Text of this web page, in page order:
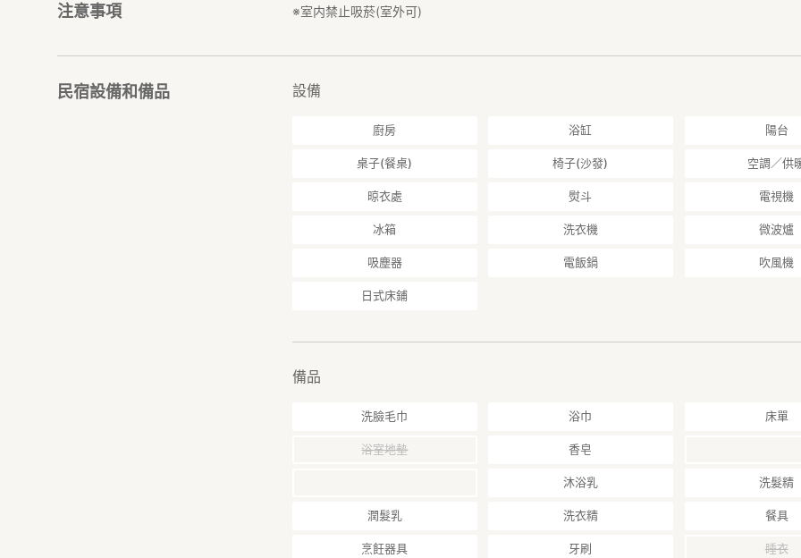
注意事項 ※室内禁止吸菸(室外可)
民宿設備和備品 設備
廚房 浴缸 陽台
桌子(餐桌) 椅子(沙發) 空調／供
晾衣處 熨斗 電視機
冰箱 洗衣機 微波爐
吸塵器 電飯鍋 吹風機
日式床鋪
備品
洗臉毛巾 浴巾 床單
浴室地墊 香皂
沐浴乳 洗髮精
潤髮乳 洗衣精 餐具
烹飪器具 牙刷 睡衣